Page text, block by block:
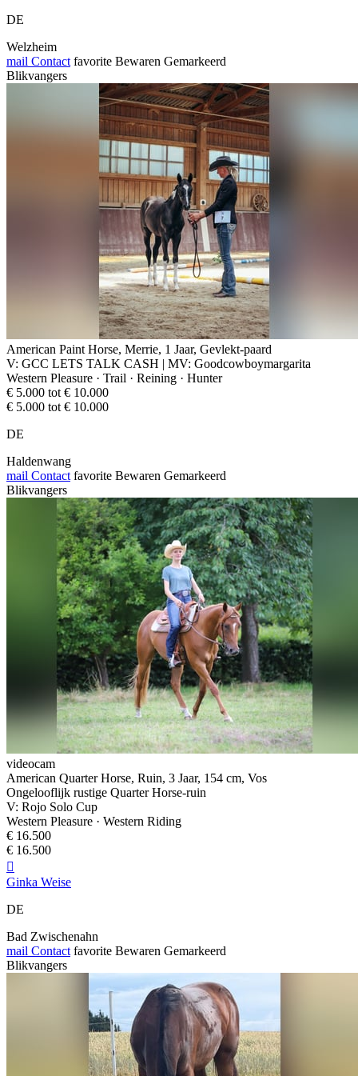
DE
Welzheim
mail Contact favorite Bewaren Gemarkeerd
Blikvangers
American Paint Horse, Merrie, 1 Jaar, Gevlekt-paard
V: GCC LETS TALK CASH | MV: Goodcowboymargarita
Western Pleasure · Trail · Reining · Hunter
€ 5.000 tot € 10.000
€ 5.000 tot € 10.000
DE
Haldenwang
mail Contact favorite Bewaren Gemarkeerd
Blikvangers
videocam
American Quarter Horse, Ruin, 3 Jaar, 154 cm, Vos
Ongelooflijk rustige Quarter Horse-ruin
V: Rojo Solo Cup
Western Pleasure · Western Riding
€ 16.500
€ 16.500

Ginka Weise
DE
Bad Zwischenahn
mail Contact favorite Bewaren Gemarkeerd
Blikvangers